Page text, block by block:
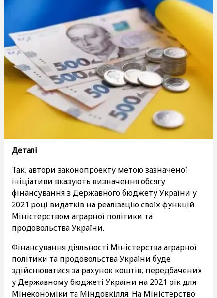
Деталі
Так, автори законопроекту метою зазначеної
ініціативи вказують визначення обсягу
фінансування з Державного бюджету України у
2021 році видатків на реалізацію своїх функцій
Міністерством аграрної політики та
продовольства України.
Фінансування діяльності Міністерства аграрної
політики та продовольства України буде
здійснюватися за рахунок коштів, передбачених
у Державному бюджеті України на 2021 рік для
Мінекономіки та Міндовкілля. На Міністерство